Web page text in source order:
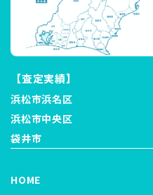
【査定実績】
浜松市浜名区
浜松市中央区
袋井市
HOME